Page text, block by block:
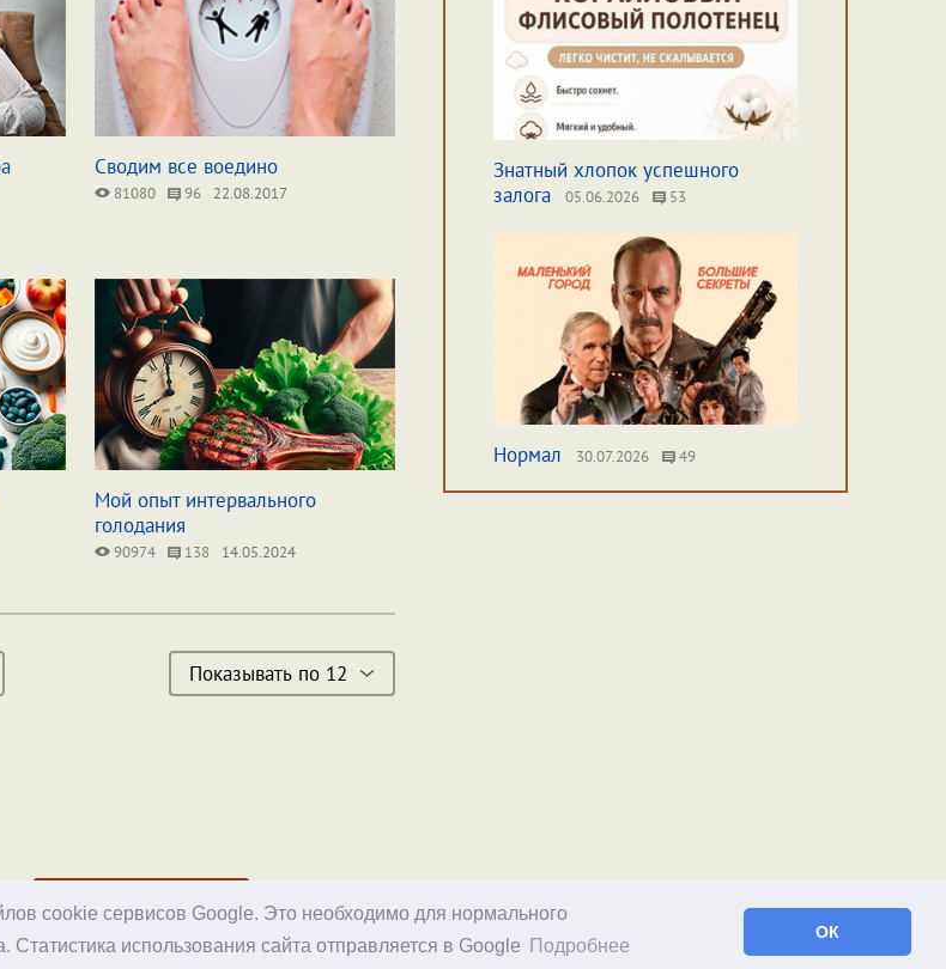
cookie сервисов Google. Это необходимо для нормального
использования сайта отправляется в Google
Подробнее
ОК
Сводим все воедино
81080 96 22.08.2017
Мой опыт интервального
голодания
90974 138 14.05.2024
Показывать по 12
Знатный хлопок успешного
залога
05.06.2026 53
Нормал 30.07.2026 49
RSS блога